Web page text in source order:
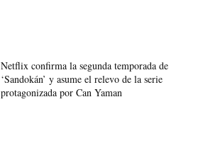
Netflix confirma la segunda temporada de
‘Sandokán’ y asume el relevo de la serie
protagonizada por Can Yaman